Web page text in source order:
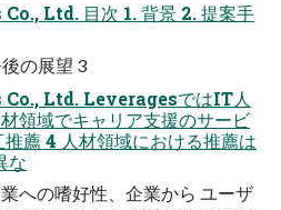
Ltd. 目次 1. 背景 2. 提案手
の展望 3
Ltd. LeveragesではIT人
領域でキャリア支援のサービ
薦 4 人材領域における推薦は
な
への嗜好性、企業から ユーザ